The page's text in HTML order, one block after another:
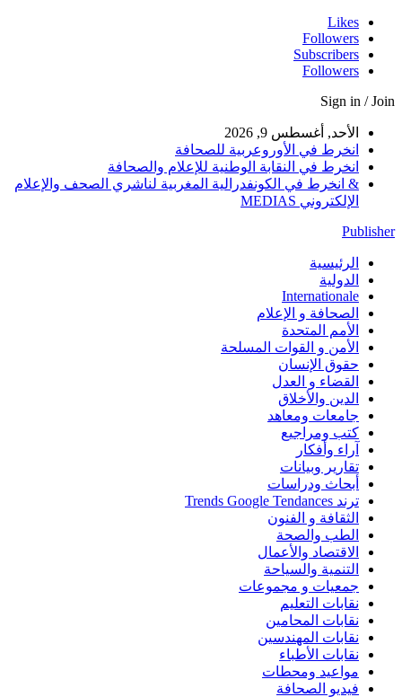
Likes
Followers
Subscribers
Followers
Sign in / Join
الأحد, أغسطس 9, 2026
انخرط في الأوروعربية للصحافة
انخرط في النقابة الوطنية للإعلام والصحافة
& انخرط في الكونفدرالية المغربية لناشري الصحف والإعلام
الإلكتروني MEDIAS
Publisher
الرئيسية
الدولية
Internationale
الصحافة و الإعلام
الأمم المتحدة
الأمن و القوات المسلحة
حقوق الإنسان
القضاء و العدل
الدين والأخلاق
جامعات ومعاهد
كتب ومراجيع
آراء وأفكار
تقارير وبيانات
أبحاث ودراسات
ترند Trends Google Tendances
الثقافة و الفنون
الطب والصحة
الاقتصاد والأعمال
التنمية والسياحة
جمعيات و مجموعات
نقابات التعليم
نقابات المحامين
نقابات المهندسين
نقابات الأطباء
مواعيد ومحطات
فيديو الصحافة